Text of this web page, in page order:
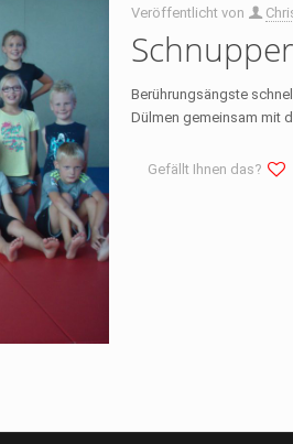
Veröffentlicht von
Berührungsängste
Dülmen gemeinsam mit
Gefällt Ihnen das?